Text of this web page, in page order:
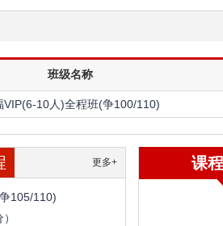
班级名称
VIP(6-10人)全程班(争100/110)
更多+
105/110)
课